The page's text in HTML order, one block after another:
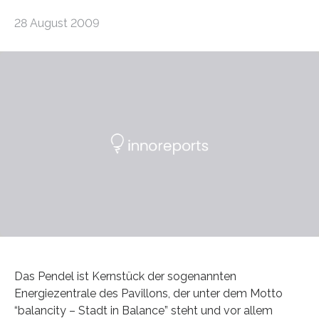
28 August 2009
Das Pendel ist Kernstück der sogenannten
Energiezentrale des Pavillons, der unter dem Motto
“balancity – Stadt in Balance” steht und vor allem